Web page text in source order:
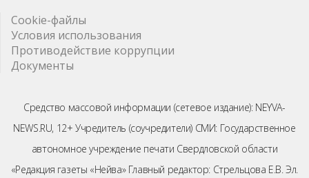
Cookie-файлы
Условия использования
Противодействие коррупции
Документы
Средство массовой информации (сетевое издание): NEYVA-
NEWS.RU, 12+ Учредитель (соучредители) СМИ: Государственное
автономное учреждение печати Свердловской области
«Редакция газеты «Нейва» Главный редактор: Стрельцова Е.В. Эл.